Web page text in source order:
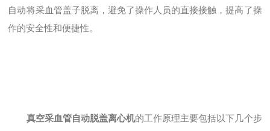
自动将采血管盖子脱离，避免了操作人员的直接接触，提高了操
作的安全性和便捷性。
真空采血管自动脱盖离心机的工作原理主要包括以下几个步